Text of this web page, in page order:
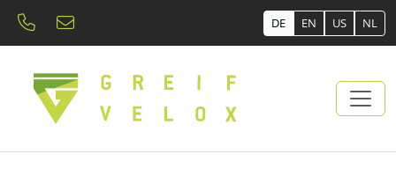
DE EN US NL